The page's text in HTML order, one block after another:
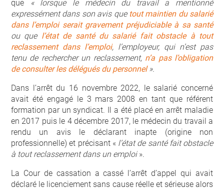
que « lorsque le médecin du travail a mentionné
expressément dans son avis que tout maintien du salarié
dans l’emploi serait gravement préjudiciable à sa santé
ou que l’état de santé du salarié fait obstacle à tout
reclassement dans l’emploi, l’employeur, qui n’est pas
tenu de rechercher un reclassement, n’a pas l’obligation
de consulter les délégués du personnel».
Dans l’arrêt du 16 novembre 2022, le salarié concerné
avait été engagé le 3 mars 2008 en tant que référent
formation par un syndicat. Il a été placé en arrêt maladie
en 2017 puis le 4 décembre 2017, le médecin du travail a
rendu un avis le déclarant inapte (origine non
professionnelle) et précisant « l’état de santé fait obstacle
à tout reclassement dans un emploi ».
La Cour de cassation a cassé l’arrêt d’appel qui avait
déclaré le licenciement sans cause réelle et sérieuse alors